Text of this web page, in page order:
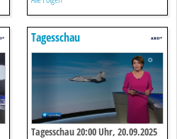
Tagesschau
Tagesschau 20:00 Uhr, 20.09.2025